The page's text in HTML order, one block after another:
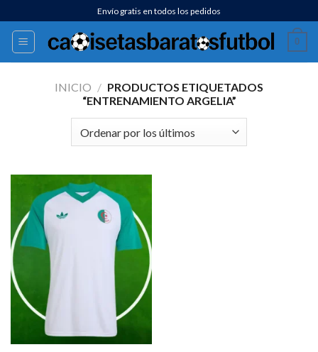
al
contenido
Envío gratis en todos los pedidos
0
INICIO / PRODUCTOS ETIQUETADOS
“ENTRENAMIENTO ARGELIA”